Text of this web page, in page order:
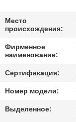
МЫ
НОВОСТИ
СЛУЧАИ
Место
происхождения:
Фирменное
наименование:
Сертификация:
Номер модели:
Выделенное: